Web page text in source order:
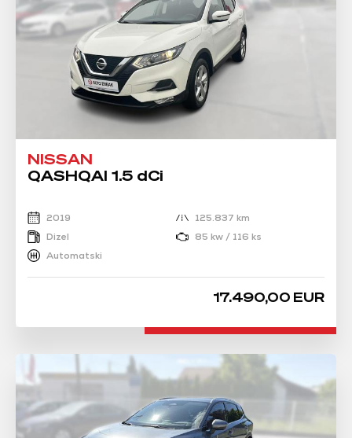
NISSAN
QASHQAI 1.5 dCi
2019
125.837 km
Dizel
85 kw / 116 ks
Automatski
17.490,00 EUR